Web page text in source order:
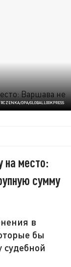
DPA/GLOBALLOOKPRESS
на место:
сумму
в
бы
судебной